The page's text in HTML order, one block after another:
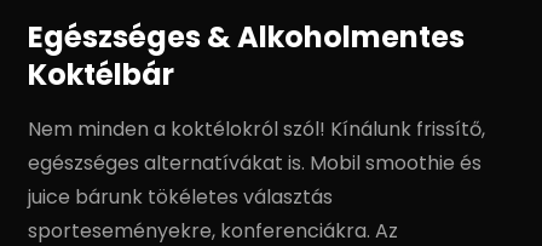
Egészséges & Alkoholmentes
Koktélbár
Nem minden a koktélokról szól! Kínálunk frissítő,
egészséges alternatívákat is. Mobil smoothie és
juice bárunk tökéletes választás
sporteseményekre, konferenciákra. Az